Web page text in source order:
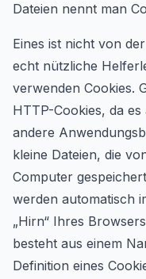
Dateien nennt man
Eines ist nicht von
echt nützliche
verwenden Cookies.
HTTP-Cookies, da
andere
kleine Dateien, die
Computer
werden automatisch
„Hirn“ Ihres
besteht aus einem
Definition eines